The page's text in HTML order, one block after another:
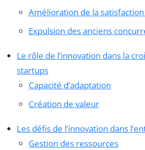
Amélioration de la
Expulsion des anciens
Le rôle de l’innovation dans la
startups
Capacité d’adaptation
Création de valeur
Les défis de l’innovation dans
Gestion des ressources